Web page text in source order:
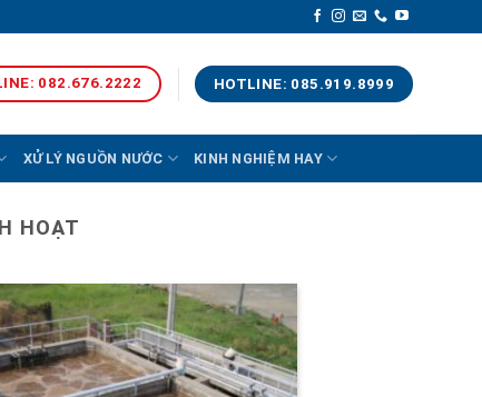
082.676.2222 HOTLINE: 085.919.8999
XỬ LÝ NGUỒN NƯỚC KINH NGHIỆM HAY
HOẠT